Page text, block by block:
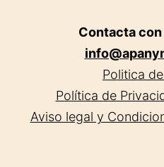
Contacta
Politica
Política de
Aviso legal y